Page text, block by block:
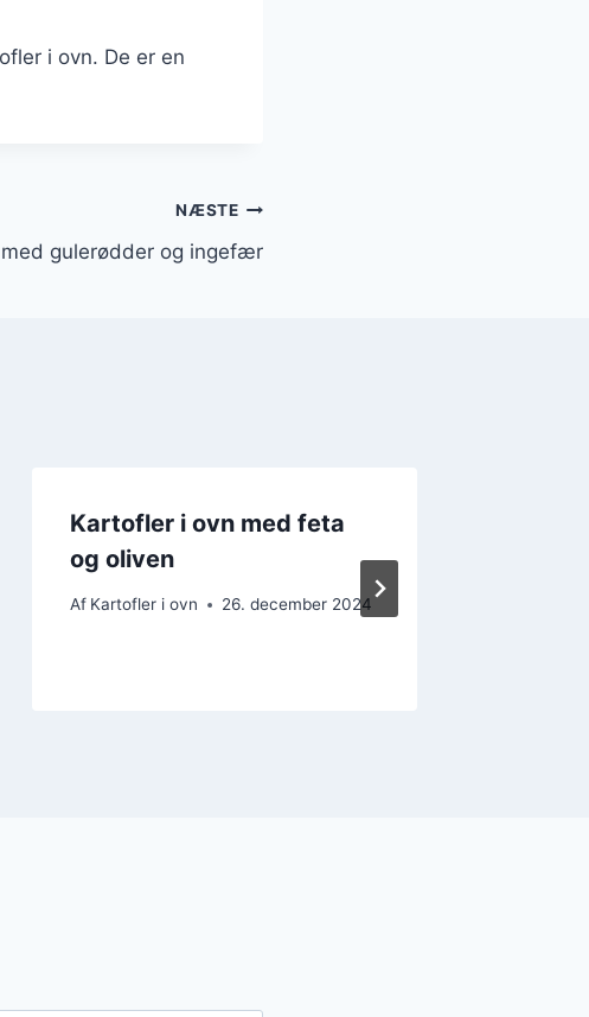
i ovn. De er en
NÆSTE
gulerødder og ingefær
Kartofler i ovn med feta
og oliven
Af Kartofler i ovn 26. december 2024